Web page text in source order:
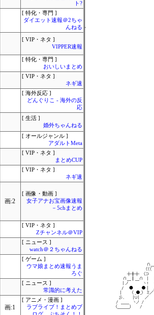
ト?
[ 特化・専門 ]
ダイエット速報＠2ちゃ
んねる
[ VIP・ネタ ]
VIPPER速報
[ 特化・専門 ]
おいしいまとめ
[ VIP・ネタ ]
ネギ速
[ 海外反応 ]
どんぐりこ - 海外の反
応
[ 生活 ]
婚外ちゃんねる
[ オールジャンル ]
アダルトMeta
[ VIP・ネタ ]
まとめCUP
[ VIP・ネタ ]
ネギ速
画:2
[ 画像・動画 ]
女子アナお宝画像速報
－5chまとめ
[ VIP・ネタ ]
Zチャンネル＠VIP
[ ニュース ]
watch＠２ちゃんねる
[ ゲーム ]
ウマ娘まとめ速報うま
ろぐ
[ ニュース ]
常識的に考えた
画:1
[ アニメ・漫画 ]
ラブライブ！まとめブ